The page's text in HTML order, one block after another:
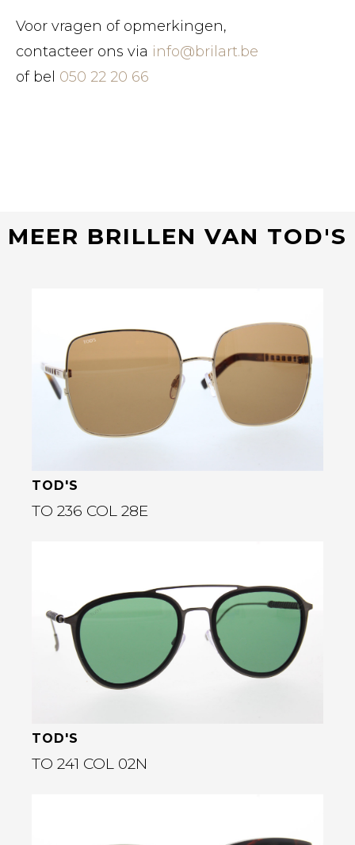
Voor vragen of opmerkingen,
contacteer ons via info@brilart.be
of bel 050 22 20 66
MEER BRILLEN VAN TOD'S
Bekijk deze bril
TOD'S
TO 236 COL 28E
Bekijk deze bril
TOD'S
TO 241 COL 02N